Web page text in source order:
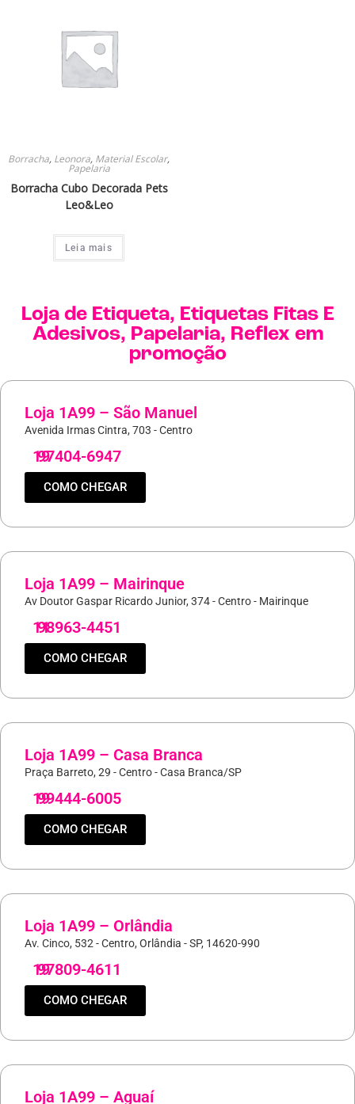
Borracha, Leonora, Material Escolar,
Papelaria
Borracha Cubo Decorada Pets
Leo&Leo
Leia mais
Loja de Etiqueta, Etiquetas Fitas E
Adesivos, Papelaria, Reflex em
promoção
Loja 1A99 – São Manuel
Avenida Irmas Cintra, 703 - Centro
19
97404-6947
COMO CHEGAR
Loja 1A99 – Mairinque
Av Doutor Gaspar Ricardo Junior, 374 - Centro - Mairinque
11
98963-4451
COMO CHEGAR
Loja 1A99 – Casa Branca
Praça Barreto, 29 - Centro - Casa Branca/SP
19
99444-6005
COMO CHEGAR
Loja 1A99 – Orlândia
Av. Cinco, 532 - Centro, Orlândia - SP, 14620-990
19
97809-4611
COMO CHEGAR
Loja 1A99 – Aguaí